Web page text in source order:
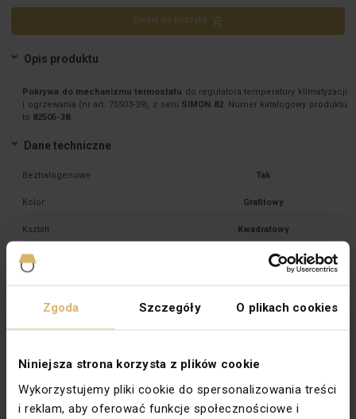
Zgoda Szczegóły O plikach cookies
Niniejsza strona korzysta z plików cookie
Wykorzystujemy pliki cookie do spersonalizowania treści
i reklam, aby oferować funkcje społecznościowe i
Dodaj do koszyka
Opis produktu
Pokrywa do mechanizmu termostatu do regulatora temperatury klimatyzacji
i ogrzewania (nr art. 75503-39), z serii SIMON 82. Numer katalogowy produktu
to 82505-38.
Dane techniczne
Bezhalogenowe Tak
Kolor Grafitowy
Kształt Kwadratowy
Materiał Tworzywo sztuczne
Rodzaj Do regulatora temperatury
Stopień ochrony IP20
Wykończenie powierzchni Matowe